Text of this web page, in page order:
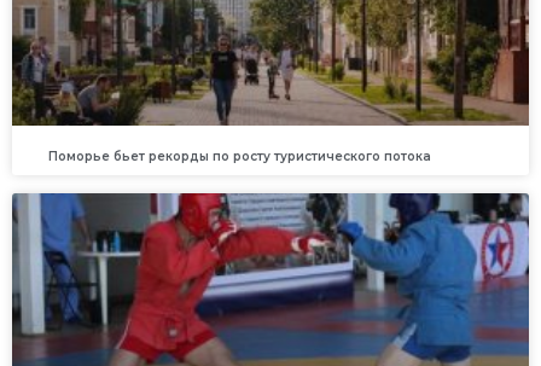
Поморье бьет рекорды по росту туристического потока